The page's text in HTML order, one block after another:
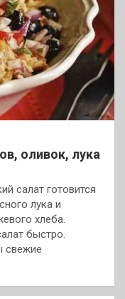
оливок, лука
салат готовится
лука и
хлеба.
быстро.
свежие